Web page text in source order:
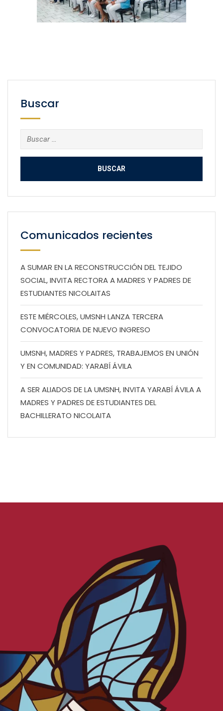
Buscar
Buscar:
Comunicados recientes
A SUMAR EN LA RECONSTRUCCIÓN DEL TEJIDO
SOCIAL, INVITA RECTORA A MADRES Y PADRES DE
ESTUDIANTES NICOLAITAS
ESTE MIÉRCOLES, UMSNH LANZA TERCERA
CONVOCATORIA DE NUEVO INGRESO
UMSNH, MADRES Y PADRES, TRABAJEMOS EN UNIÓN
Y EN COMUNIDAD: YARABÍ ÁVILA
A SER ALIADOS DE LA UMSNH, INVITA YARABÍ ÁVILA A
MADRES Y PADRES DE ESTUDIANTES DEL
BACHILLERATO NICOLAITA